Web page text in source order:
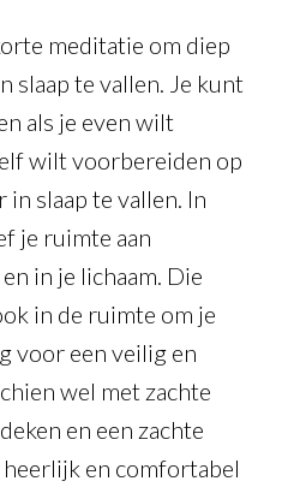
meditatie om diep
slaap te vallen. Je kunt
als je even wilt
wilt voorbereiden op
in slaap te vallen. In
je ruimte aan
in je lichaam. Die
in de ruimte om je
voor een veilig en
wel met zachte
en een zachte
en comfortabel